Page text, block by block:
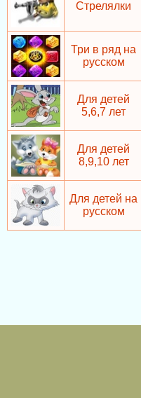
Стрелялки
Три в ряд на
русском
Для детей
5,6,7 лет
Для детей
8,9,10 лет
Для детей на
русском